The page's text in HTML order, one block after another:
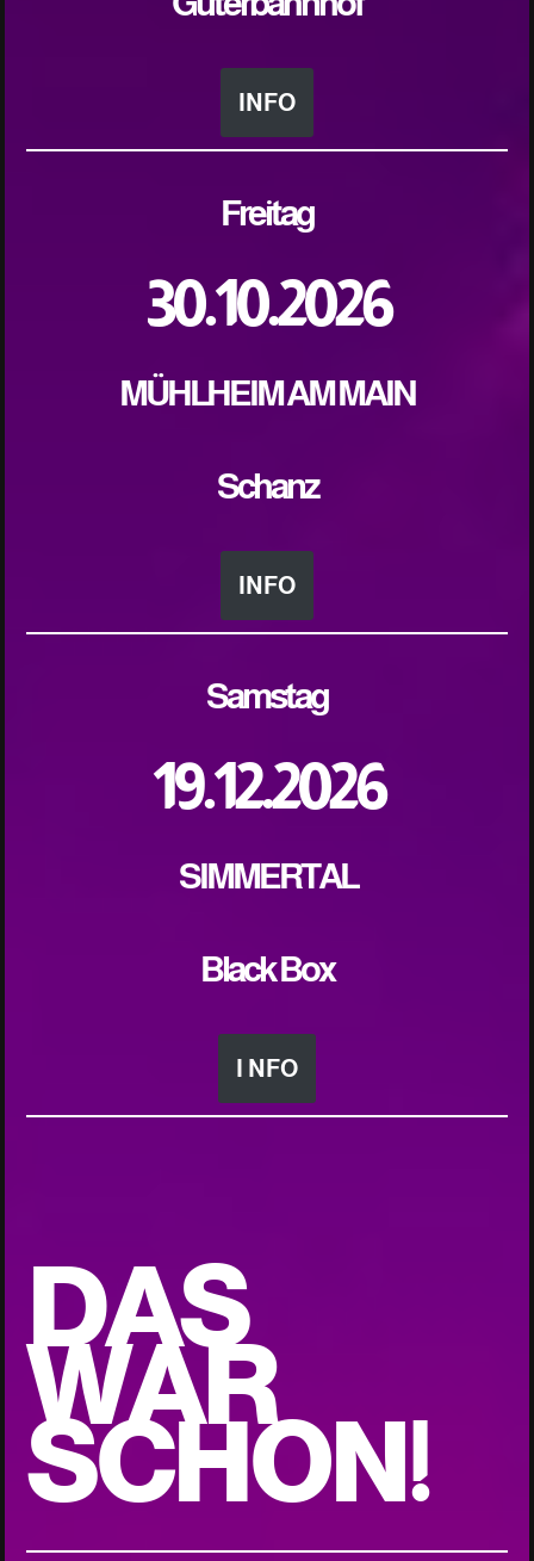
INFO
Freitag
30.10.2026
MÜHLHEIM AM MAIN
Schanz
INFO
Samstag
19.12.2026
SIMMERTAL
Black Box
I NFO
DAS
WAR
SCHON!